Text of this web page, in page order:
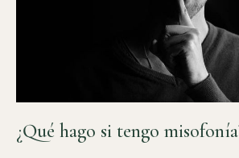
¿Qué hago si tengo